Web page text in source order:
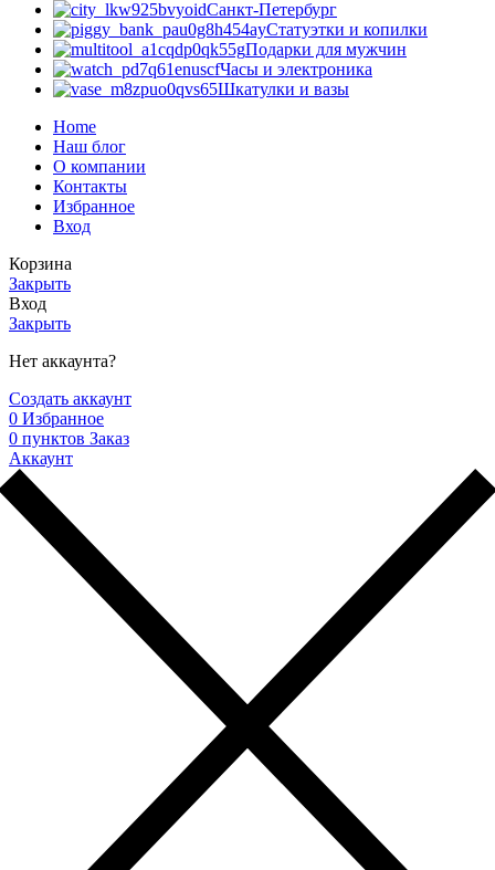
Санкт-Петербург
Статуэтки и копилки
Подарки для мужчин
Часы и электроника
Шкатулки и вазы
Home
Наш блог
О компании
Контакты
Избранное
Вход
Корзина
Закрыть
Вход
Закрыть
Нет аккаунта?
Создать аккаунт
0 Избранное
0 пунктов Заказ
Аккаунт